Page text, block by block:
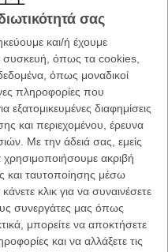
σας
και/ή έχουμε
όπως τα cookies,
όπως μοναδικοί
πληροφορίες που
διαφημίσεις
και περιεχομένου, έρευνα
Με την άδειά σας, εμείς
χρησιμοποιήσουμε ακριβή
και ταυτοποίησης μέσω
κλικ για να συναινέσετε
συνεργάτες μας όπως
μπορείτε να αποκτήσετε
και να αλλάξετε τις
από το
της JR, εστειλε κι ένα
το οποίο πόζαρε με τους
στην αναμνηστική